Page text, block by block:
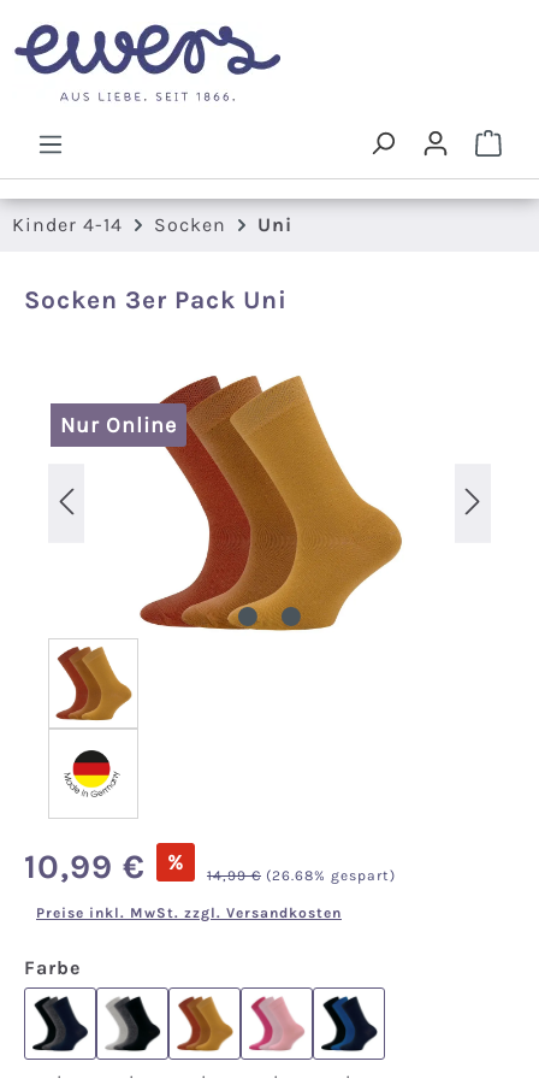
Zum Hauptinhalt springen
Kinder 4-14 Socken Uni
Socken 3er Pack Uni
Bildergalerie überspringen
Nur Online
Verkaufspreis:
10,99 € % Regulärer Preis:
14,99 € (26.68% gespart)
Preise inkl. MwSt. zzgl. Versandkosten
Farbe
.
.
.
.
.
.
.
.
.
.